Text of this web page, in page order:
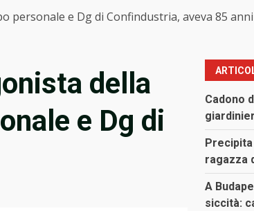
personale e Dg di Confindustria, aveva 85 anni
della
e Dg di
Cadono
ragazza
A
siccità: